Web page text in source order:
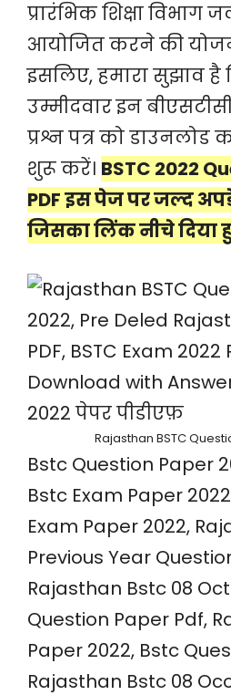
प्रारंभिक शिक्षा विभाग
आयोजित करने की
इसलिए, हमारा सुझाव
उम्मीदवार इन
प्रश्न पत्र को डाउनलोड
शुरू करें। BSTC 2022
PDF इस पेज पर जल्द
जिसका लिंक नीचे दिया
Rajasthan BSTC
Bstc Question Paper
Bstc Exam Paper
Exam Paper 2022,
Previous Year
Rajasthan Bstc 08
Question Paper Pdf,
Paper 2022, Bstc
Rajasthan Bstc 08